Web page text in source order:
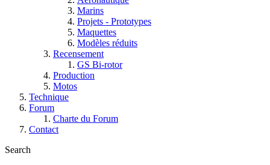
Marins
Projets - Prototypes
Maquettes
Modèles réduits
Recensement
GS Bi-rotor
Production
Motos
Technique
Forum
Charte du Forum
Contact
Search